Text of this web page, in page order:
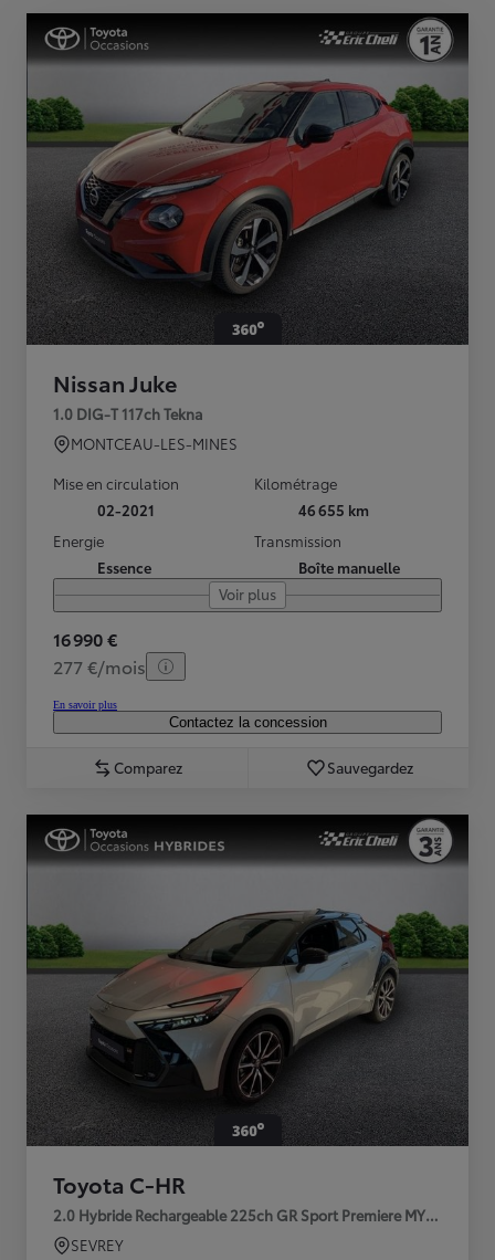
Nissan Juke
1.0 DIG-T 117ch Tekna
MONTCEAU-LES-MINES
Mise en circulation
02-2021
Kilométrage
46 655 km
Energie
Essence
Transmission
Boîte manuelle
Voir plus
16 990 €
277 €/mois
En savoir plus
Contactez la concession
Comparez Sauvegardez
Toyota C-HR
2.0 Hybride Rechargeable 225ch GR Sport Premiere MY25
SEVREY